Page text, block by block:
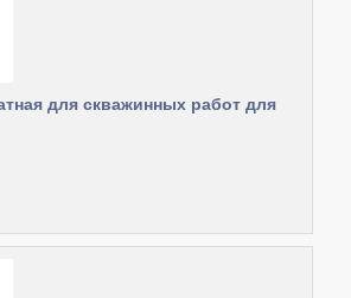
для скважинных работ для